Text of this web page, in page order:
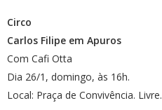
Circo
Carlos Filipe em Apuros
Com Cafi Otta
Dia 26/1, domingo, às 16h.
Local: Praça de Convivência. Livre.